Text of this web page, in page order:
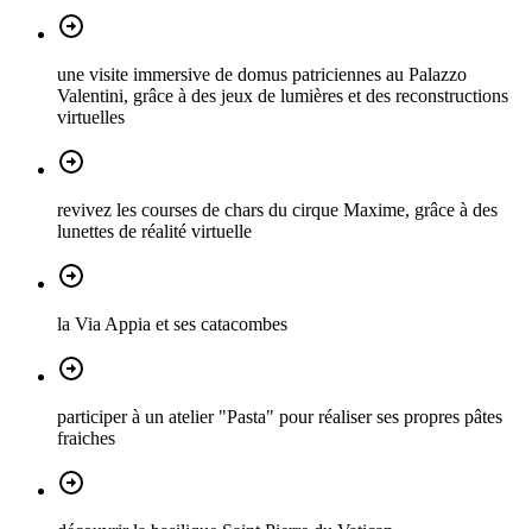
une visite immersive de domus patriciennes au Palazzo
Valentini, grâce à des jeux de lumières et des reconstructions
virtuelles
revivez les courses de chars du cirque Maxime, grâce à des
lunettes de réalité virtuelle
la Via Appia et ses catacombes
participer à un atelier "Pasta" pour réaliser ses propres pâtes
fraiches